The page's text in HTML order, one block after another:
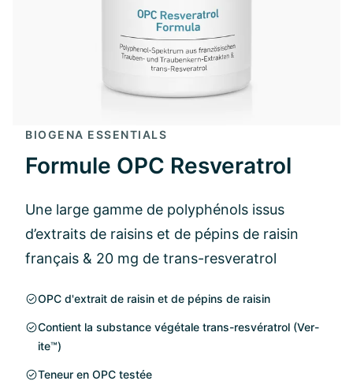
BIOGENA ESSENTIALS
Formule OPC Resveratrol
Une large gamme de polyphénols issus
d’extraits de raisins et de pépins de raisin
français & 20 mg de trans-resveratrol
OPC d'extrait de raisin et de pépins de raisin
Contient la substance végétale trans-resvératrol (Ver-
ite™)
Teneur en OPC testée